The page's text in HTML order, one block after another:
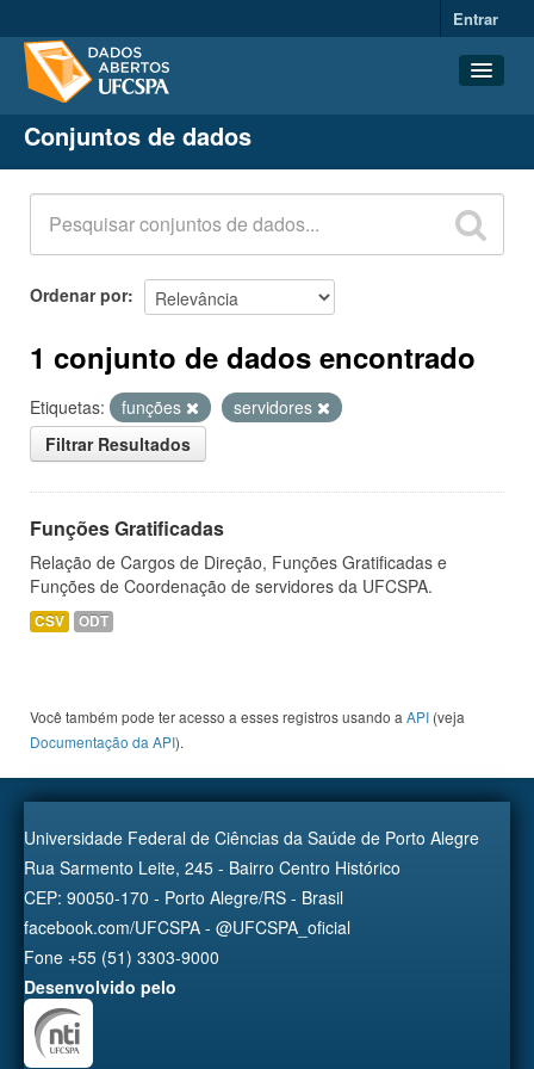
Entrar
Conjuntos de dados
Organizações
Grupos
Sobre
Conjuntos de dados
Ordenar por
1 conjunto de dados encontrado
Etiquetas: funções
servidores
Filtrar Resultados
Funções Gratificadas
Relação de Cargos de Direção, Funções Gratificadas e
Funções de Coordenação de servidores da UFCSPA.
CSV ODT
Você também pode ter acesso a esses registros usando a API (veja
Documentação da API).
Universidade Federal de Ciências da Saúde de Porto Alegre
Rua Sarmento Leite, 245 - Bairro Centro Histórico
CEP: 90050-170 - Porto Alegre/RS - Brasil
facebook.com/UFCSPA - @UFCSPA_oficial
Fone +55 (51) 3303-9000
Desenvolvido pelo